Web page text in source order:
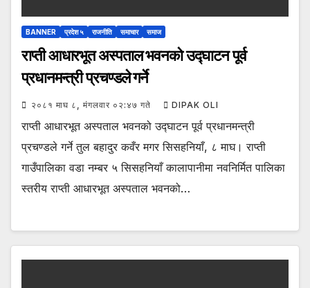
BANNER प्रदेश ५ राजनीति समाचार समाज
राप्ती आधारभूत अस्पताल भवनको उद्घाटन पूर्व
प्रधानमन्त्री प्रचण्डले गर्ने
२०८१ माघ ८, मंगलवार ०२:४७ गते DIPAK OLI
राप्ती आधारभूत अस्पताल भवनको उद्घाटन पूर्व प्रधानमन्त्री
प्रचण्डले गर्ने तुल बहादुर कवँर मगर सिसहनियाँ, ८ माघ। राप्ती
गाउँपालिका वडा नम्बर ५ सिसहनियाँ कालापानीमा नवनिर्मित पालिका
स्तरीय राप्ती आधारभूत अस्पताल भवनको…